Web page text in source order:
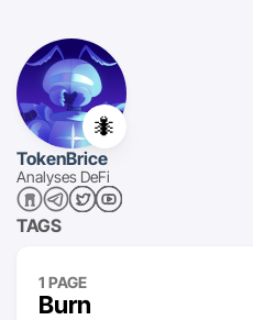
🐜
TokenBrice
Analyses DeFi
TAGS
1 PAGE
Burn